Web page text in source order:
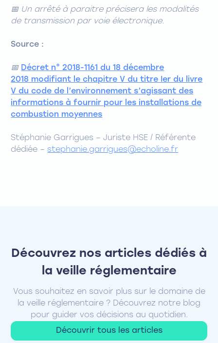
📅 Un arrêté à paraitre précisera les modalités
de transmission par voie électronique.
Source :
📅 Décret n° 2018-1161 du 18 décembre
2018 modifiant le chapitre V du titre Ier du livre
V du code de l’environnement s’agissant des
informations à fournir pour les installations de
combustion moyennes
Stéphanie Garrigues – Juriste HSE / Référente
dédiée –stephanie.garrigues@echoline.fr
Découvrez nos articles dédiés à
la veille réglementaire
Vous souhaitez en savoir plus sur le domaine de
la veille réglementaire ? Découvrez notre blog
pour guider vos décisions au quotidien.
Découvrir tous les articles